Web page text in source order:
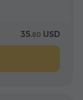
35.80 USD